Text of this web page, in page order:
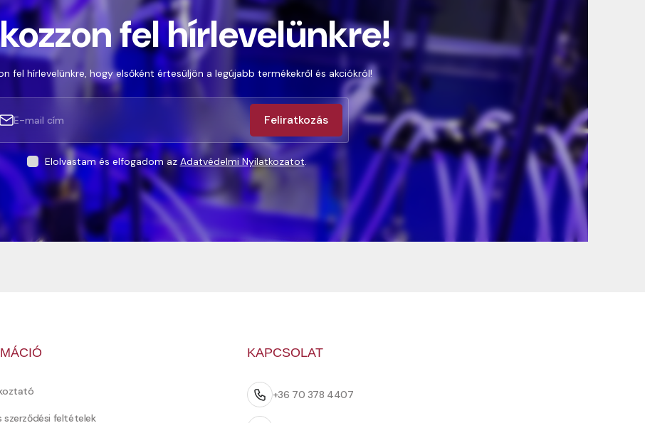
fel hírlevelünkre!
fel hírlevelünkre, hogy elsőként értesüljön a legújabb termékekről és akciókról!
Feliratkozás
Elolvastam és elfogadom azAdatvédelmi Nyilatkozatot.
szerződési feltételek
KAPCSOLAT
+36 70 378 4407